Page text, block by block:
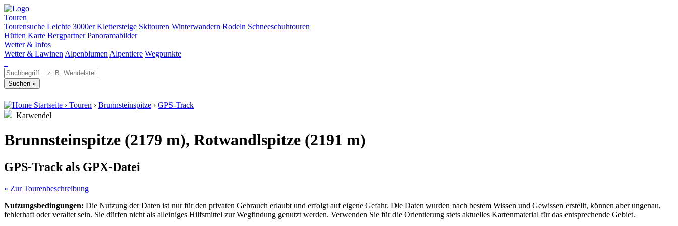
Touren
Tourensuche Leichte 3000er Klettersteige Skitouren Winterwandern Rodeln Schneeschuhtouren
Hütten Karte Bergpartner Panoramabilder
Wetter & Infos
Wetter & Lawinen Alpenblumen Alpentiere Wegpunkte
Startseite › Touren › Brunnsteinspitze › GPS-Track
Karwendel
Brunnsteinspitze (2179 m), Rotwandlspitze (2191 m)
GPS-Track als GPX-Datei
« Zur Tourenbeschreibung
Nutzungsbedingungen: Die Nutzung der Daten ist nur für den privaten Gebrauch erlaubt und erfolgt auf eigene Gefahr. Die Daten wurden nach bestem Wissen und Gewissen erstellt, können aber ungenau,
fehlerhaft oder veraltet sein. Sie dürfen nicht als alleiniges Hilfsmittel zur Wegfindung genutzt werden. Verwenden Sie für die Orientierung stets aktuelles Kartenmaterial für das entsprechende Gebiet.